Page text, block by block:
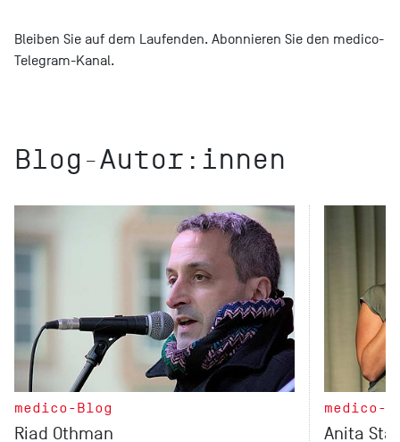
Bleiben Sie auf dem Laufenden. Abonnieren Sie den medico-
Telegram-Kanal.
Blog-Autor:innen
medico-Blog
Riad Othman
medico-
Anita